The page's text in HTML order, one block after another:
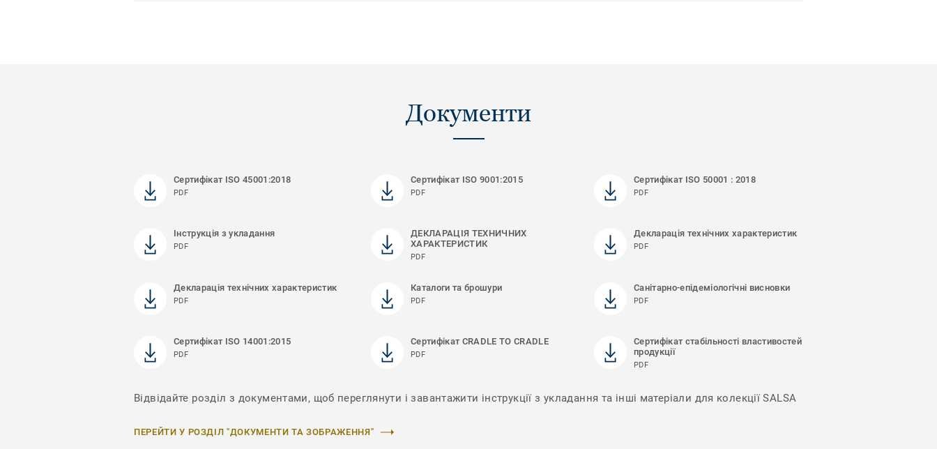
Документи
Сертифікат ISO 45001:2018
PDF
Сертифікат ISO 9001:2015
PDF
Сертифікат ISO 50001 : 2018
PDF
Інструкція з укладання
PDF
ДЕКЛАРАЦІЯ ТЕХНИЧНИХ
ХАРАКТЕРИСТИК
PDF
Декларація технічних характеристик
PDF
Декларація технічних характеристик
PDF
Каталоги та брошури
PDF
Санітарно-епідеміологічні висновки
PDF
Сертифікат ISO 14001:2015
PDF
Сертифікат CRADLE TO CRADLE
PDF
Сертифікат стабільності властивостей
продукції
PDF
Відвідайте розділ з документами, щоб переглянути і завантажити інструкції з укладання та інші матеріали для колекції SALSA
ПЕРЕЙТИ У РОЗДІЛ "ДОКУМЕНТИ ТА ЗОБРАЖЕННЯ"